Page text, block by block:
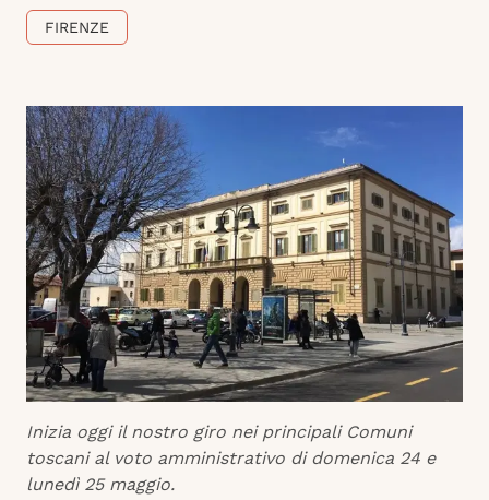
FIRENZE
Inizia oggi il nostro giro nei principali Comuni
toscani al voto amministrativo di domenica 24 e
lunedì 25 maggio.